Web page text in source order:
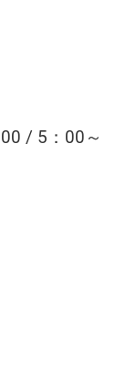
/ 5：00～